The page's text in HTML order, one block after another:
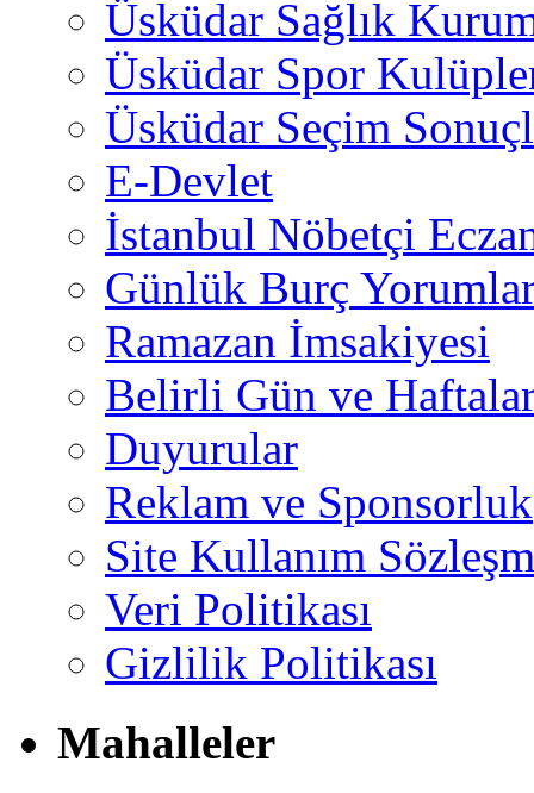
Üsküdar Sağlık
Üsküdar Spor
Üsküdar Seçim
E-Devlet
İstanbul Nöbetçi
Günlük Burç
Ramazan İmsakiyesi
Belirli Gün ve
Duyurular
Reklam ve Sponsorluk
Site Kullanım
Veri Politikası
Gizlilik Politikası
Mahalleler